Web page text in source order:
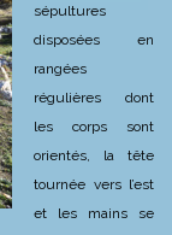
sépultures
disposées en
rangées
régulières dont
les corps sont
orientés, la tête
tournée vers l’est
et les mains se